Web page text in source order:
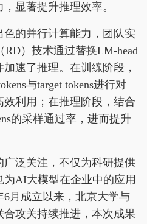
显著提升推理效率。
的并行计算能力，团队实
RD）技术通过替换LM-head
速了推理。在训练阶段，
与target tokens进行对
效利用；在推理阶段，结合
的采样通过率，进而提升
泛关注，不仅为科研提供
AI大模型在企业中的应用
月成立以来，北京大学与
攻关持续推进，本次成果